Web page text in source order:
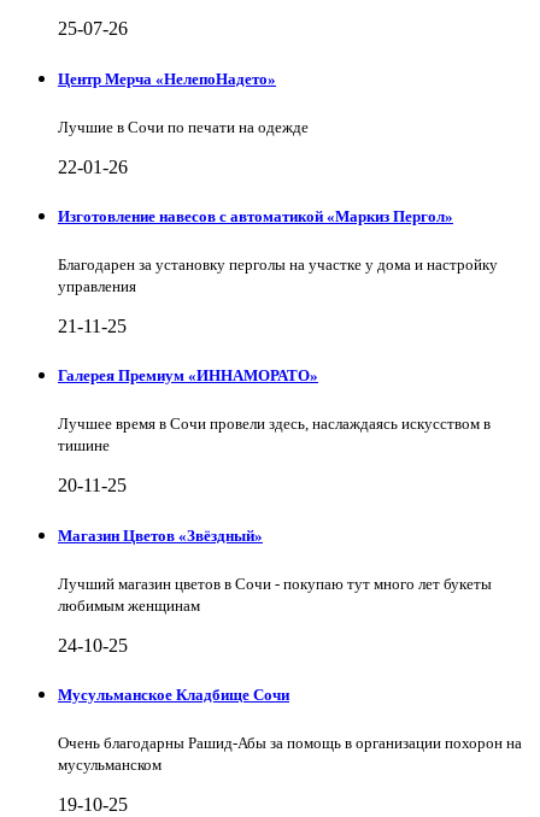
25-07-26
Центр Мерча «НелепоНадето»
Лучшие в Сочи по печати на одежде
22-01-26
Изготовление навесов с автоматикой «Маркиз Пергол»
Благодарен за установку перголы на участке у дома и настройку
управления
21-11-25
Галерея Премиум «ИННАМОРАТО»
Лучшее время в Сочи провели здесь, наслаждаясь искусством в
тишине
20-11-25
Магазин Цветов «Звёздный»
Лучший магазин цветов в Сочи - покупаю тут много лет букеты
любимым женщинам
24-10-25
Мусульманское Кладбище Сочи
Очень благодарны Рашид-Абы за помощь в организации похорон на
мусульманском
19-10-25